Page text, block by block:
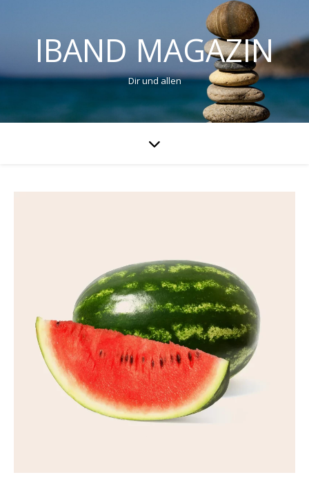
IBAND MAGAZIN
Dir und allen